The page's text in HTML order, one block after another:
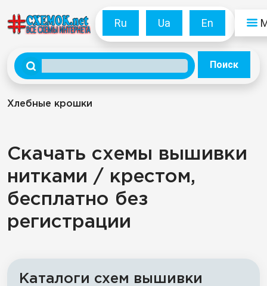
Ru Ua En
Поиск
Хлебные крошки
Скачать схемы вышивки
нитками / крестом,
бесплатно без
регистрации
Каталоги схем вышивки